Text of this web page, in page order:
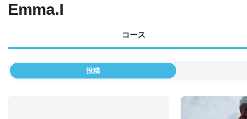
Emma.I
コース
投稿